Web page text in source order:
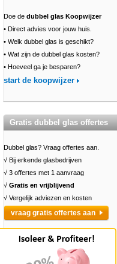
Doe de dubbel glas Koopwijzer
• Direct advies voor jouw huis.
• Welk dubbel glas is geschikt?
• Wat zijn de dubbel glas kosten?
• Hoeveel ga je besparen?
start de koopwijzer
Gratis dubbel glas offertes
Dubbel glas? Vraag offertes aan.
√ Bij erkende glasbedrijven
√ 3 offertes met 1 aanvraag
√ Gratis en vrijblijvend
√ Vergelijk adviezen en kosten
vraag gratis offertes aan